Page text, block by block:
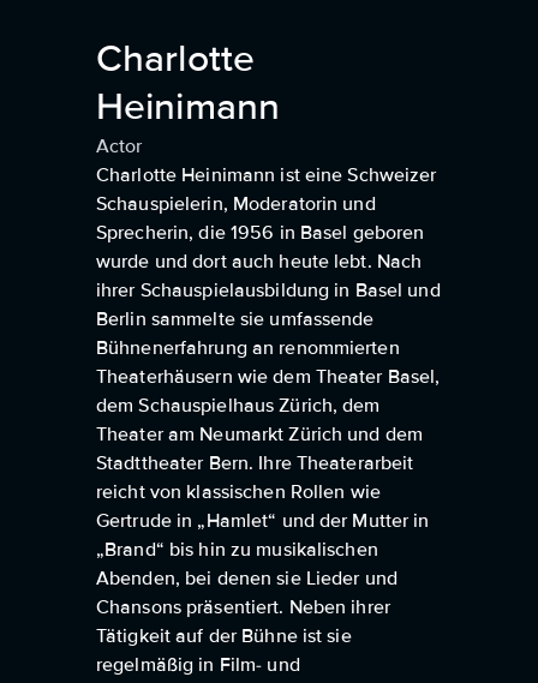
Charlotte
Heinimann
Actor
Charlotte Heinimann ist eine Schweizer
Schauspielerin, Moderatorin und
Sprecherin, die 1956 in Basel geboren
wurde und dort auch heute lebt. Nach
ihrer Schauspielausbildung in Basel und
Berlin sammelte sie umfassende
Bühnenerfahrung an renommierten
Theaterhäusern wie dem Theater Basel,
dem Schauspielhaus Zürich, dem
Theater am Neumarkt Zürich und dem
Stadttheater Bern. Ihre Theaterarbeit
reicht von klassischen Rollen wie
Gertrude in „Hamlet“ und der Mutter in
„Brand“ bis hin zu musikalischen
Abenden, bei denen sie Lieder und
Chansons präsentiert. Neben ihrer
Tätigkeit auf der Bühne ist sie
regelmäßig in Film- und